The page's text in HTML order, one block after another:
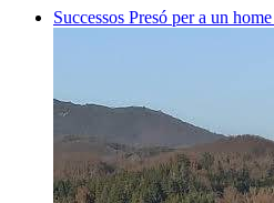
Successos Presó per a un